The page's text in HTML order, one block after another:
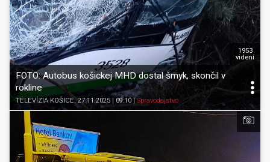
FOTO: Autobus košickej MHD dostal šmyk, skončil v
rokline
TELEVÍZIA KOŠICE, 27.11.2025 | 09:10 |Spravodajstvo
1953
videní